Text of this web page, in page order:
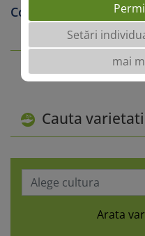
Cauta varietati
Alege cultura
Arata
Contact Croatia and
Setări
mai